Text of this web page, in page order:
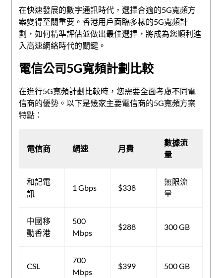
在快速發展的數字通訊時代，選擇合適的5G寬頻方
案變得至關重要。香港用戶面臨多樣的5G寬頻計
劃，如何精準評估並做出最佳選擇，將成為您順利進
入高速網絡時代的關鍵。
電信公司5G寬頻計劃比較
在進行5G寬頻計劃比較時，您需要全面考慮不同電
信商的優勢。以下是幾家主要電信商的5G寬頻方案
特點：
電信商 網速 月費
數據流
量
和記電
訊
1 Gbps $338
無限流
量
中國移
動香港
500
Mbps
$288 300 GB
CSL
700
Mbps
$399 500 GB